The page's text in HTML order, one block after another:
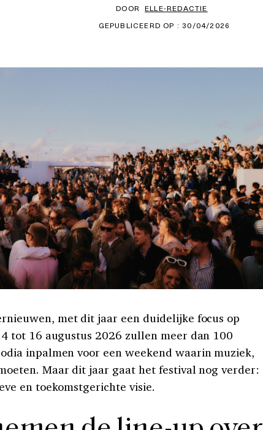
DOOR ELLE-REDACTIE
GEPUBLICEERD OP : 30/04/2026
met dit jaar een duidelijke focus op
tot 16 augustus 2026 zullen meer dan 100
inpalmen voor een weekend waarin muziek,
Maar dit jaar gaat het festival nog verder:
en toekomstgerichte visie.